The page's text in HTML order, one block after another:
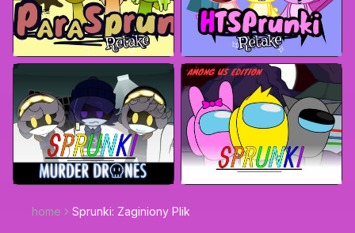
home Sprunki: Zaginiony Plik